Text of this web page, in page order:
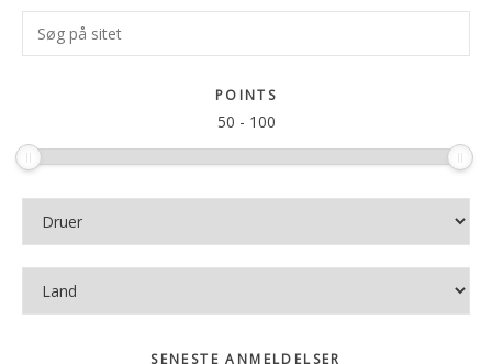
Primær
Sidebar
Søg
på
POINTS
50 - 100
SENESTE ANMELDELSER